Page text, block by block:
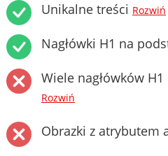
Unikalne treści Rozwiń
Nagłówki H1 na
Wiele nagłówków
Rozwiń
Obrazki z atrybutem